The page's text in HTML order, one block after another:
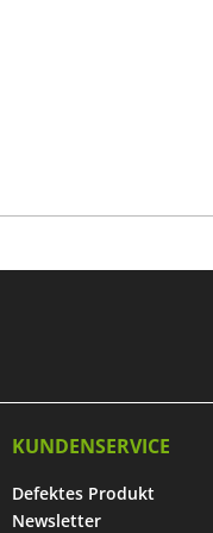
KUNDENSERVICE
Defektes Produkt
Newsletter